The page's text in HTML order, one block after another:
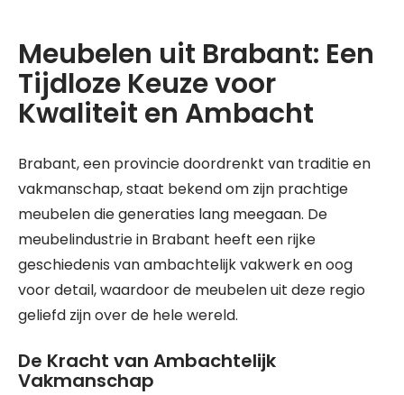
Meubelen uit Brabant: Een
Tijdloze Keuze voor
Kwaliteit en Ambacht
Brabant, een provincie doordrenkt van traditie en
vakmanschap, staat bekend om zijn prachtige
meubelen die generaties lang meegaan. De
meubelindustrie in Brabant heeft een rijke
geschiedenis van ambachtelijk vakwerk en oog
voor detail, waardoor de meubelen uit deze regio
geliefd zijn over de hele wereld.
De Kracht van Ambachtelijk
Vakmanschap